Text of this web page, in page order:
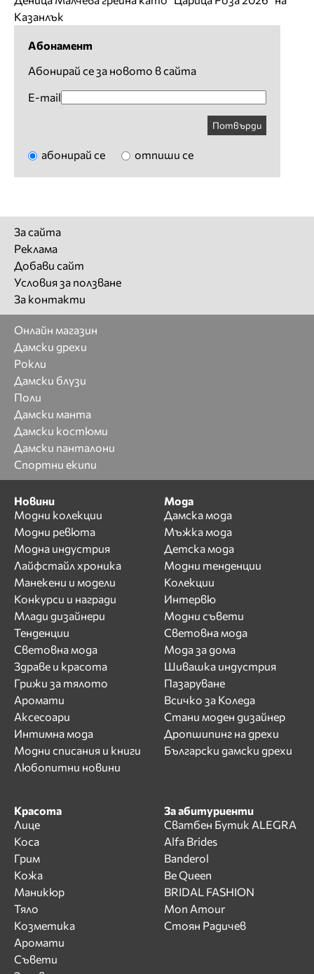
Казанлък
Абонамент
Абонирай се за новото в сайта
E-mail
Потвърди
абонирай се отпиши се
За сайта
Реклама
Добави сайт
Условия за ползване
За контакти
Онлайн магазин
Дамски дрехи
Рокли
Дамски блузи
Поли
Дамски манта
Дамски костюми
Дамски панталони
Спортни екипи
Новини
Модни колекции
Модни ревюта
Модна индустрия
Лайфстайл хроника
Манекени и модели
Конкурси и награди
Млади дизайнери
Тенденции
Световна мода
Здраве и красота
Грижи за тялото
Аромати
Аксесоари
Интимна мода
Модни списания и книги
Любопитни новини
Мода
Дамска мода
Мъжка мода
Детска мода
Модни тенденции
Колекции
Интервю
Модни съвети
Световна мода
Мода за дома
Шивашка индустрия
Пазаруване
Всичко за Коледа
Стани моден дизайнер
Дропшипинг на дрехи
Български дамски дрехи
Красота
Лице
Коса
Грим
Кожа
Маникюр
Тяло
Козметика
Аромати
Съвети
За абитуриенти
Сватбен Бутик ALEGRA
Alfa Brides
Banderol
Be Queen
BRIDAL FASHION
Mon Amour
Стоян Радичев